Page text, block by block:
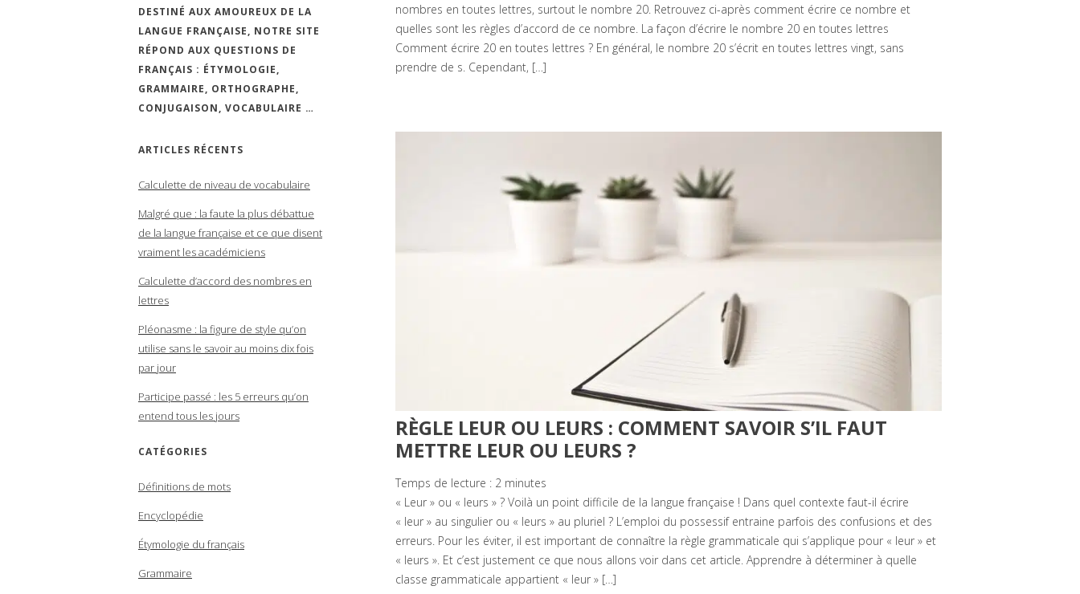
DESTINÉ AUX AMOUREUX DE LA
LANGUE FRANÇAISE, NOTRE SITE
RÉPOND AUX QUESTIONS DE
FRANÇAIS : ÉTYMOLOGIE,
GRAMMAIRE, ORTHOGRAPHE,
CONJUGAISON, VOCABULAIRE …
ARTICLES RÉCENTS
Calculette de niveau de vocabulaire
Malgré que : la faute la plus débattue
de la langue française et ce que disent
vraiment les académiciens
Calculette d’accord des nombres en
lettres
Pléonasme : la figure de style qu’on
utilise sans le savoir au moins dix fois
par jour
Participe passé : les 5 erreurs qu’on
entend tous les jours
CATÉGORIES
Définitions de mots
Encyclopédie
Étymologie du français
Grammaire
nombres en toutes lettres, surtout le nombre 20. Retrouvez ci-après comment écrire ce nombre et
quelles sont les règles d’accord de ce nombre. La façon d’écrire le nombre 20 en toutes lettres
Comment écrire 20 en toutes lettres ? En général, le nombre 20 s’écrit en toutes lettres vingt, sans
prendre de s. Cependant, […]
RÈGLE LEUR OU LEURS : COMMENT SAVOIR S’IL FAUT
METTRE LEUR OU LEURS ?
Temps de lecture : 2 minutes
« Leur » ou « leurs » ? Voilà un point difficile de la langue française ! Dans quel contexte faut-il écrire
« leur » au singulier ou « leurs » au pluriel ? L’emploi du possessif entraine parfois des confusions et des
erreurs. Pour les éviter, il est important de connaître la règle grammaticale qui s’applique pour « leur » et
« leurs ». Et c’est justement ce que nous allons voir dans cet article. Apprendre à déterminer à quelle
classe grammaticale appartient « leur » […]